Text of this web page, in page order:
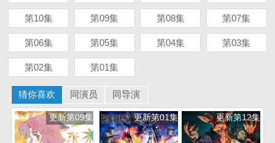
第10集 第09集 第08集 第07集
第06集 第05集 第04集 第03集
第02集 第01集
猜你喜欢 同演员 同导演
更新第09集 更新第01集 更新第12集